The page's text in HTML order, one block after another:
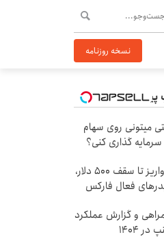
نسخه روزنامه
پیشنهادی
میتونی روی سهام
گذاری کنی؟
بونوس واریز تا سقف 500 دلار،
فعال فارکس
و گزارش عملکرد
۱۴۰۴